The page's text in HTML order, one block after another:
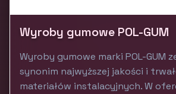
Wyroby gumowe POL-GUM
Wyroby gumowe marki POL-GUM
synonim najwyższej jakości i
materiałów instalacyjnych. W